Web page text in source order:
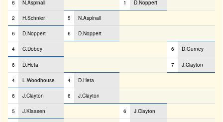
6 N.Aspinall 1 D.Noppert
2 H.Schnier 5 N.Aspinall
6 D.Noppert 6 D.Noppert
4 C.Dobey 6 D.Gurney
6 D.Heta 7 J.Clayton
4 L.Woodhouse 4 D.Heta
6 J.Clayton 6 J.Clayton
5 J.Klaasen 6 J.Clayton